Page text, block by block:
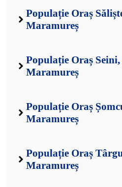
Populație Oraș
Maramureș
Populație Oraș
Maramureș
Populație Oraș
Maramureș
Populație Oraș
Maramureș